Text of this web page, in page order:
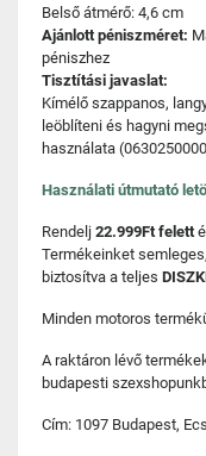
Belső átmérő: 4,6 cm
Ajánlott péniszméret:
péniszhez
Tisztítási javaslat:
Kímélő szappanos,
leöblíteni és hagyni
használata
Használati útmutató
Rendelj 22.999Ft felett
Termékeinket
biztosítva a teljes
Minden motoros
A raktáron lévő
budapesti
Cím: 1097 Budapest,